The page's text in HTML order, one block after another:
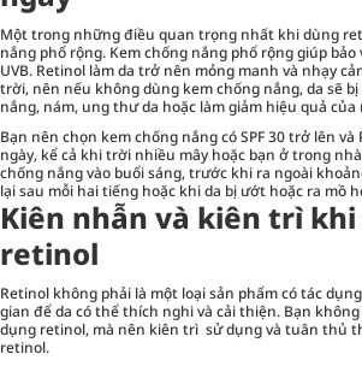
Một trong những điều quan trọng nhất khi dùng
nắng phổ rộng. Kem chống nắng phổ rộng giúp bảo
UVB. Retinol làm da trở nên mỏng manh và nhạy
trời, nên nếu không dùng kem chống nắng, da sẽ
nắng, nám, ung thư da hoặc làm giảm hiệu quả của
Bạn nên chọn kem chống nắng có SPF 30 trở lên và
ngày, kể cả khi trời nhiều mây hoặc bạn ở trong
chống nắng vào buổi sáng, trước khi ra ngoài
lại sau mỗi hai tiếng hoặc khi da bị ướt hoặc ra mồ
Kiên nhẫn và kiên trì
retinol
Retinol không phải là một loại sản phẩm có tác
gian để da có thể thích nghi và cải thiện. Bạn
dụng retinol, mà nên kiên trì sử dụng và tuân thủ
retinol.